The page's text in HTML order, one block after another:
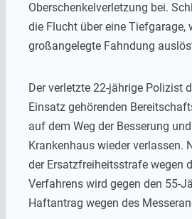
Oberschenkelverletzung bei.
die Flucht über eine Tiefgarage,
großangelegte Fahndung
Der verletzte 22-jährige Polizist
Einsatz gehörenden
auf dem Weg der Besserung
Krankenhaus wieder verlassen.
der Ersatzfreiheitsstrafe wegen
Verfahrens wird gegen den 55-
Haftantrag wegen des